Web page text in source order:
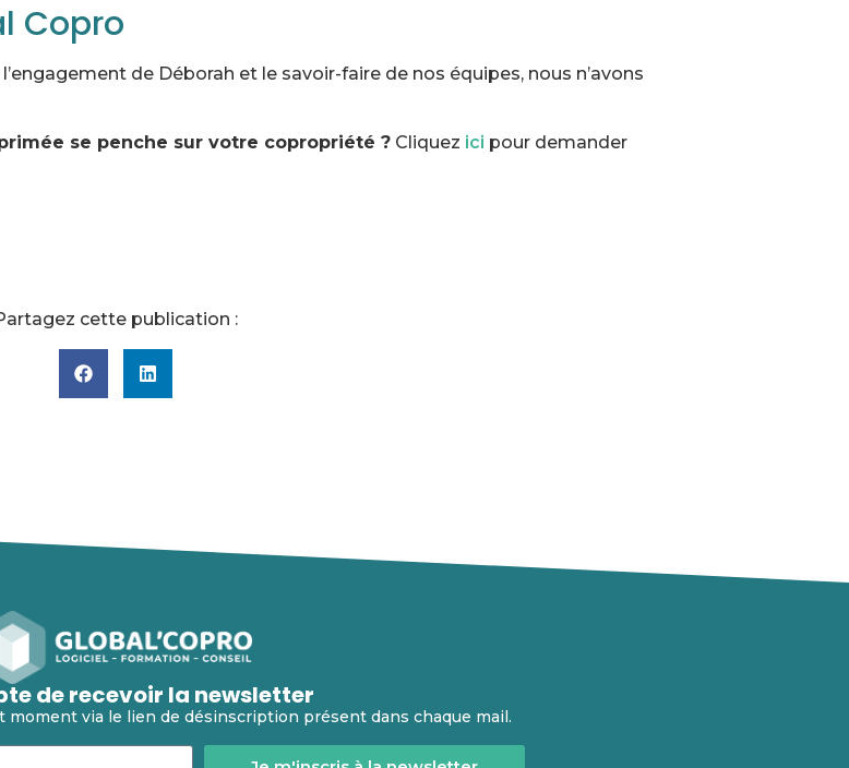
Copro
de Déborah et le savoir-faire de nos équipes, nous n’avons
se penche sur votre copropriété ? Cliquez ici pour demander
cette publication :
de recevoir la newsletter
moment via le lien de désinscription présent dans chaque mail.